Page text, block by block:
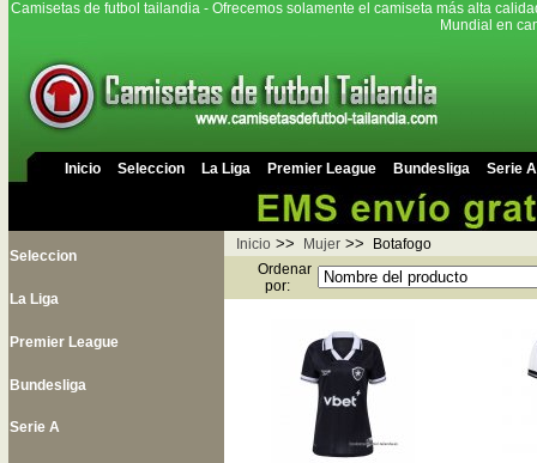
Camisetas de futbol tailandia - Ofrecemos solamente el camiseta más alta
Mundial en
Inicio Seleccion La Liga Premier League Bundesliga Serie A
Seleccion
La Liga
Premier League
Bundesliga
Serie A
Inicio >> Mujer >>
Botafogo
Ordenar
por: